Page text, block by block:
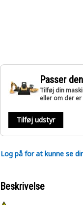
Passer
Tilføj din
eller om der
Tilføj udstyr
Log på for at kunne se
Beskrivelse